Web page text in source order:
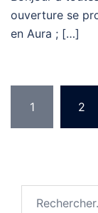
ouverture se
en Aura ; […]
des
1 2